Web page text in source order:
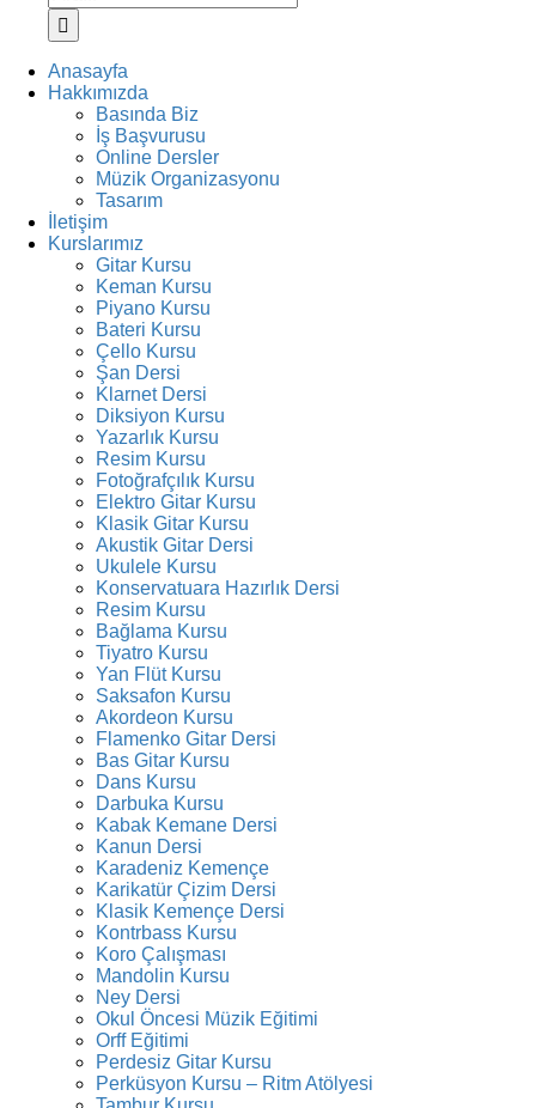
Anasayfa
Hakkımızda
Basında Biz
İş Başvurusu
Online Dersler
Müzik Organizasyonu
Tasarım
İletişim
Kurslarımız
Gitar Kursu
Keman Kursu
Piyano Kursu
Bateri Kursu
Çello Kursu
Şan Dersi
Klarnet Dersi
Diksiyon Kursu
Yazarlık Kursu
Resim Kursu
Fotoğrafçılık Kursu
Elektro Gitar Kursu
Klasik Gitar Kursu
Akustik Gitar Dersi
Ukulele Kursu
Konservatuara Hazırlık Dersi
Resim Kursu
Bağlama Kursu
Tiyatro Kursu
Yan Flüt Kursu
Saksafon Kursu
Akordeon Kursu
Flamenko Gitar Dersi
Bas Gitar Kursu
Dans Kursu
Darbuka Kursu
Kabak Kemane Dersi
Kanun Dersi
Karadeniz Kemençe
Karikatür Çizim Dersi
Klasik Kemençe Dersi
Kontrbass Kursu
Koro Çalışması
Mandolin Kursu
Ney Dersi
Okul Öncesi Müzik Eğitimi
Orff Eğitimi
Perdesiz Gitar Kursu
Perküsyon Kursu – Ritm Atölyesi